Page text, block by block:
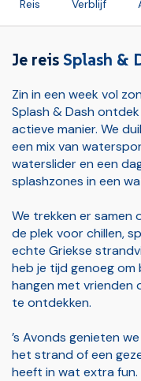
Reis Verblijf
Je reisSplash &
Zin in een week vol
Splash & Dash
actieve manier. We
een mix van
waterslider en een
splashzones in een
We trekken er samen
de plek voor chillen,
echte Griekse
heb je tijd genoeg
hangen met vrienden
te ontdekken.
’s Avonds genieten
het strand of een
heeft in wat extra fun.